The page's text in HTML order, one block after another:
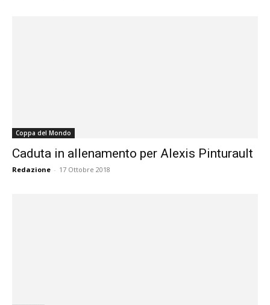
Coppa del Mondo
Caduta in allenamento per Alexis Pinturault
Redazione - 17 Ottobre 2018